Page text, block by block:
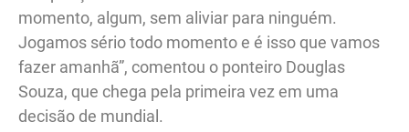
momento, algum, sem aliviar para ninguém.
Jogamos sério todo momento e é isso que vamos
fazer amanhã”, comentou o ponteiro Douglas
Souza, que chega pela primeira vez em uma
decisão de mundial.